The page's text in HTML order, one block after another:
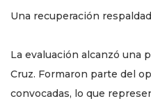
Una recuperación
La evaluación alcanzó una
Cruz. Formaron parte del
convocadas, lo que